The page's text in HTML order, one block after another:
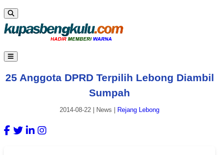
25 Anggota DPRD Terpilih Lebong Diambil
Sumpah
2014-08-22 News Rejang Lebong